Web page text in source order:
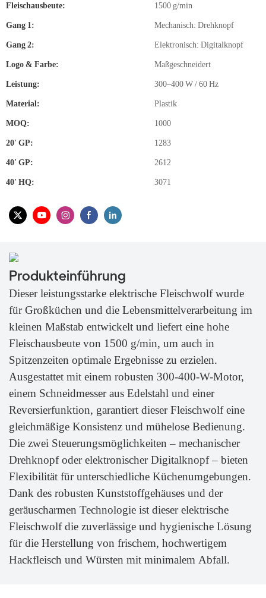
Fleischausbeute: 1500 g/min
Gang 1: Mechanisch: Drehknopf
Gang 2: Elektronisch: Digitalknopf
Logo & Farbe: Maßgeschneidert
Leistung: 300–400 W / 60 Hz
Material: Plastik
MOQ: 1000
20′ GP: 1283
40′ GP: 2612
40′ HQ: 3071
Produkteinführung
Dieser leistungsstarke elektrische Fleischwolf wurde
für Großküchen und die Lebensmittelverarbeitung im
kleinen Maßstab entwickelt und liefert eine hohe
Fleischausbeute von 1500 g/min, um auch in
Spitzenzeiten optimale Ergebnisse zu erzielen.
Ausgestattet mit einem robusten 300-400-W-Motor,
einem Schneidmesser aus Edelstahl und einer
Reversierfunktion, garantiert dieser Fleischwolf eine
gleichmäßige Konsistenz und mühelose Bedienung.
Die zwei Steuerungsmöglichkeiten – mechanischer
Drehknopf oder elektronischer Digitalknopf – bieten
Flexibilität für unterschiedliche Küchenumgebungen.
Dank des robusten Kunststoffgehäuses und der
geräuscharmen Technologie ist dieser elektrische
Fleischwolf die zuverlässige und hygienische Lösung
für die Herstellung von frischem, hochwertigem
Hackfleisch und Würsten mit minimalem Abfall.